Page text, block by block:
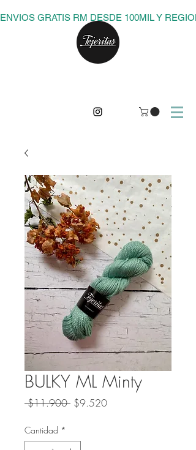
ENVIOS GRATIS RM DESDE 100MIL Y
BULKY ML Minty
$11.900 Precio
$9.520Precio de oferta
Cantidad *